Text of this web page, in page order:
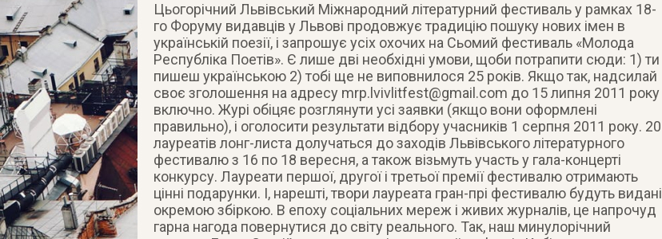
Цьогорічний Львівський Міжнародний літературний фестиваль у рамках 18-
го Форуму видавців у Львові продовжує традицію пошуку нових імен в
українській поезії, і запрошує усіх охочих на Сьомий фестиваль «Молода
Республіка Поетів». Є лише дві необхідні умови, щоби потрапити сюди: 1) ти
пишеш українською 2) тобі ще не виповнилося 25 років. Якщо так, надсилай
своє зголошення на адресу mrp.lvivlitfest@gmail.com до 15 липня 2011 року
включно. Журі обіцяє розглянути усі заявки (якщо вони оформлені
правильно), і оголосити результати відбору учасників 1 серпня 2011 року. 20
лауреатів лонг-листа долучаться до заходів Львівського літературного
фестивалю з 16 по 18 вересня, а також візьмуть участь у гала-концерті
конкурсу. Лауреати першої, другої і третьої премії фестивалю отримають
цінні подарунки. І, нарешті, твори лауреата гран-прі фестивалю будуть видані
окремою збіркою. В епоху соціальних мереж і живих журналів, це напрочуд
гарна нагода повернутися до світу реального. Так, наш минулорічний